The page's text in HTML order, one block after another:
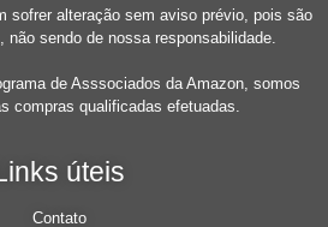
sofrer alteração sem aviso prévio, pois são
não sendo de nossa responsabilidade.
de Asssociados da Amazon, somos
compras qualificadas efetuadas.
úteis
Contato